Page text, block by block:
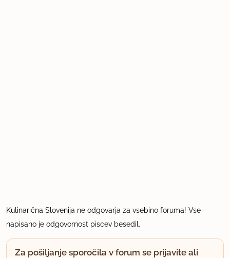
Kulinarična Slovenija ne odgovarja za vsebino foruma! Vse
napisano je odgovornost piscev besedil.
Za pošiljanje sporočila v forum se prijavite ali